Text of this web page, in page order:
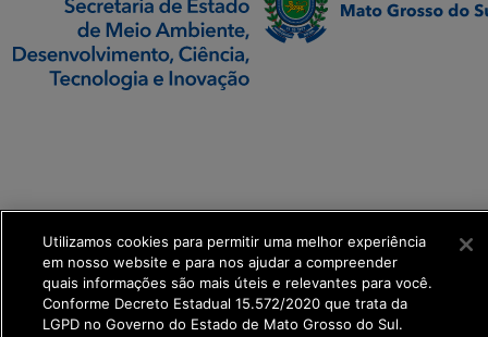
Utilizamos cookies para permitir uma melhor experiência
em nosso website e para nos ajudar a compreender
quais informações são mais úteis e relevantes para você.
Conforme Decreto Estadual 15.572/2020 que trata da
LGPD no Governo do Estado de Mato Grosso do Sul.